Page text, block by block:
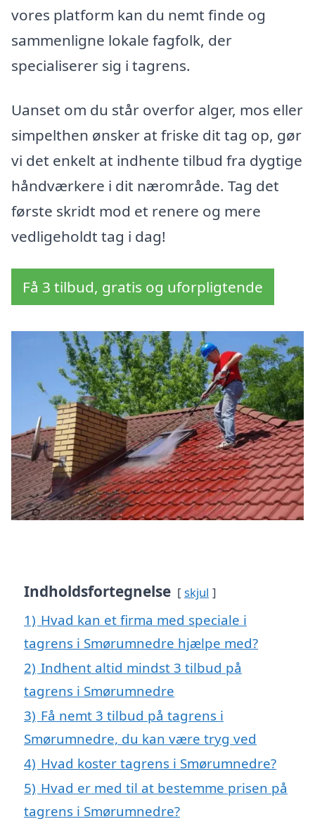
vores platform kan du nemt finde og
sammenligne lokale fagfolk, der
specialiserer sig i tagrens.
Uanset om du står overfor alger, mos eller
simpelthen ønsker at friske dit tag op, gør
vi det enkelt at indhente tilbud fra dygtige
håndværkere i dit nærområde. Tag det
første skridt mod et renere og mere
vedligeholdt tag i dag!
Få 3 tilbud, gratis og uforpligtende
Indholdsfortegnelse skjul
1) Hvad kan et firma med speciale i
tagrens i Smørumnedre hjælpe med?
2) Indhent altid mindst 3 tilbud på
tagrens i Smørumnedre
3) Få nemt 3 tilbud på tagrens i
Smørumnedre, du kan være tryg ved
4) Hvad koster tagrens i Smørumnedre?
5) Hvad er med til at bestemme prisen på
tagrens i Smørumnedre?